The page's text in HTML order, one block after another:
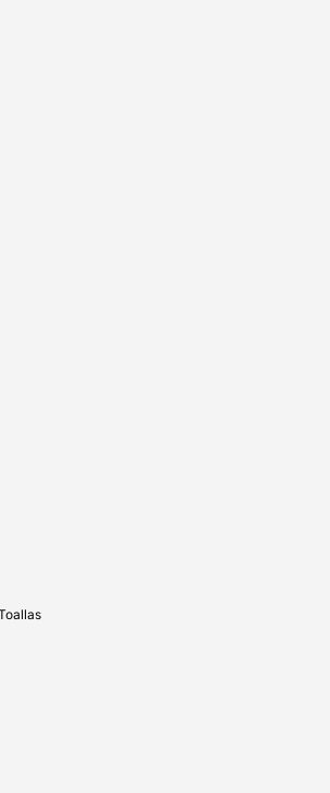
limpia el oído y ayuda a protegerlo de
Ya que es natural, ¿puedo aplicar
recomendamos usar tanto como sea
un olor fuerte, no recomendamos usar
debo usar?
suficiente loción para limpiar un oído.
con la loción hasta que se absorba
residuos. Para infecciones de oído y
en actuar su efecto? Depende del caso.
las infecciones de oído y las alergias,
de la enfermedad. ¿Es eficaz como
un excelente efecto desodorante desde
bulldog francés, etc). También es útil
o piel malolientes. ¿Puedo rociar
la loción se extiende uniformemente
o masajear con una toalla / manos para
de la piel de manera uniforme. ¿Es un
La loción también se puede utilizar en
farmacéutico para obtener resultados
de oído, úselo una vez al día hasta
Luego úselo para mantenimiento y
vez cada 15 días. C. Para usar
o las patas, puede usarlo con la
las partes del cuerpo?
moderación. ¿Puedo usarlo en mi gato?